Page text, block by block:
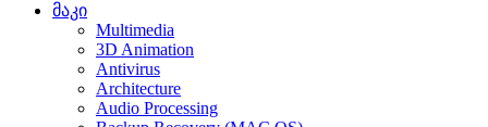
მაკი
Multimedia
3D Animation
Antivirus
Architecture
Audio Processing